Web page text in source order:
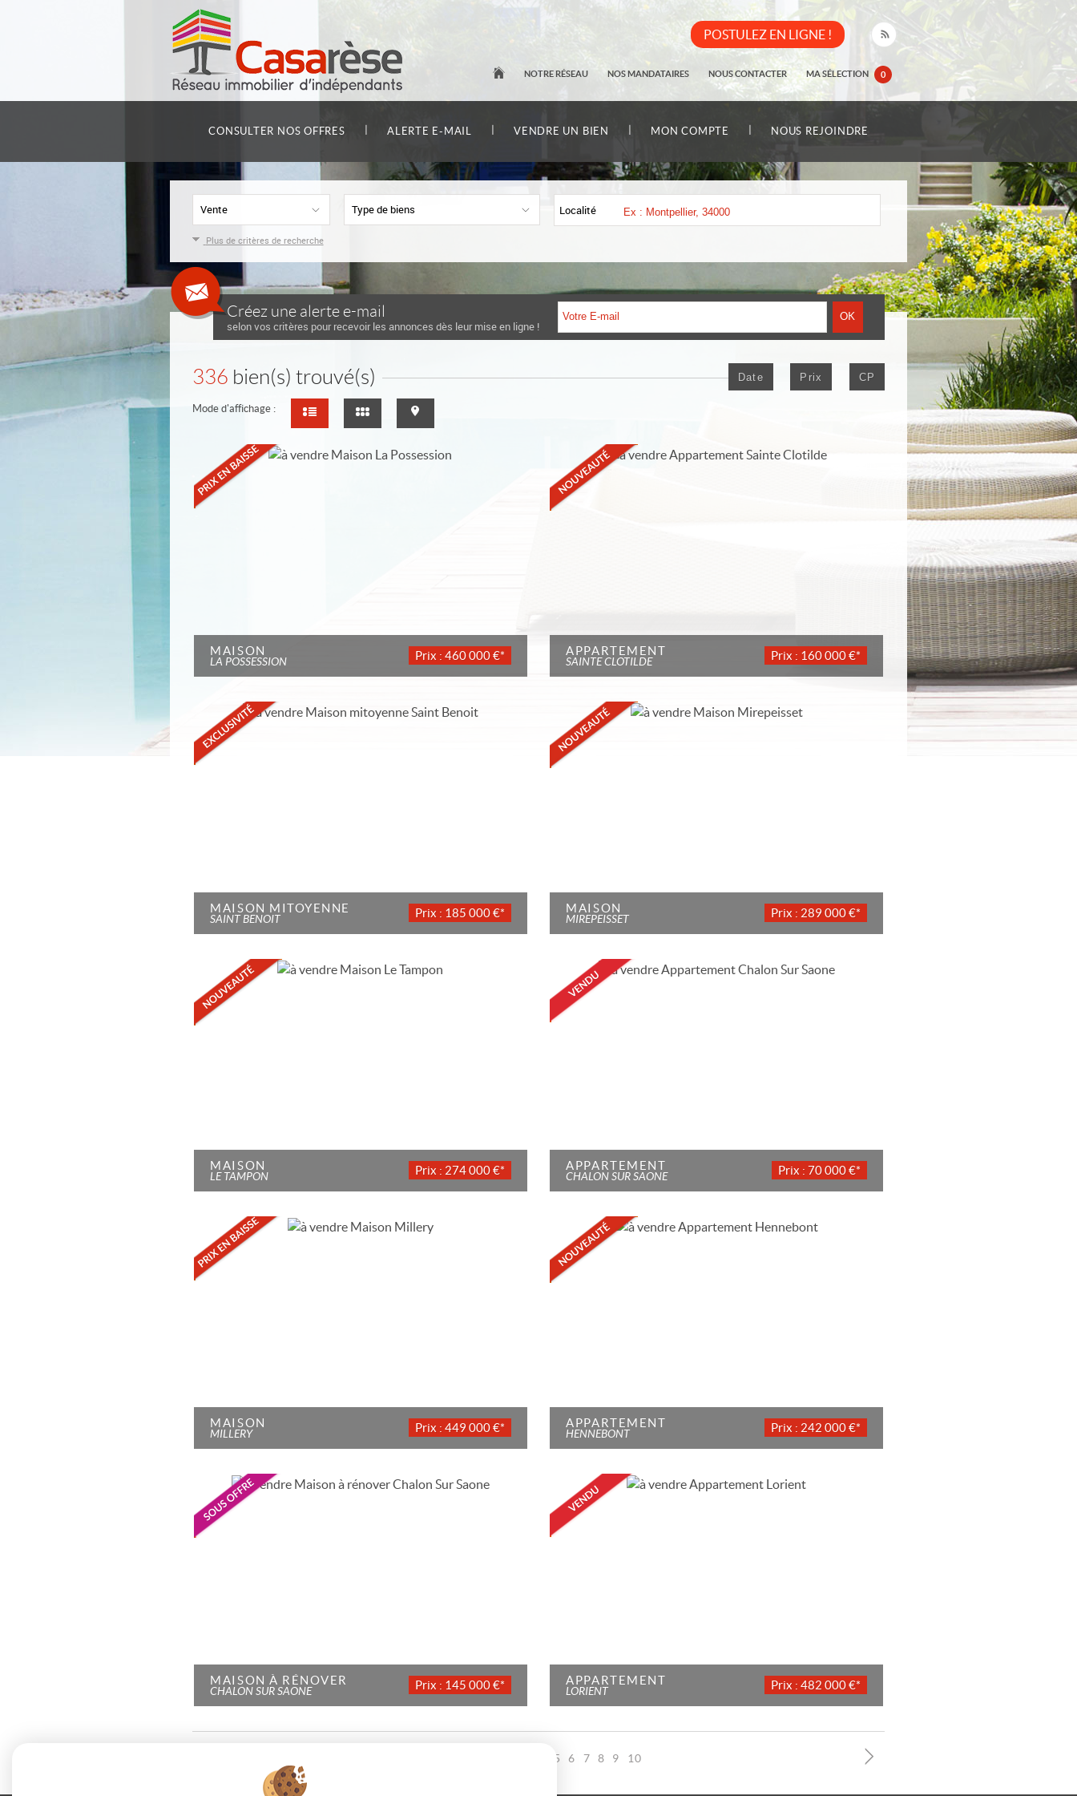
POSTULEZ EN LIGNE !
NOTRE RÉSEAU NOS MANDATAIRES NOUS CONTACTER MA SÉLECTION 0
CONSULTER NOS OFFRES ALERTE E-MAIL VENDRE UN BIEN MON COMPTE NOUS REJOINDRE
Vente Type de biens Localité
Plus de critères de recherche
Créez une alerte e-mail
selon vos critères pour recevoir les annonces dès leur mise en ligne !
336 bien(s) trouvé(s) Date Prix CP
Mode d'affichage :
MAISON
LA POSSESSION Prix : 460 000 €* APPARTEMENT
SAINTE CLOTILDE Prix : 160 000 €*
MAISON MITOYENNE
SAINT BENOIT Prix : 185 000 €* MAISON
MIREPEISSET Prix : 289 000 €*
MAISON
LE TAMPON Prix : 274 000 €* APPARTEMENT
CHALON SUR SAONE Prix : 70 000 €*
MAISON
MILLERY Prix : 449 000 €* APPARTEMENT
HENNEBONT Prix : 242 000 €*
MAISON À RÉNOVER
CHALON SUR SAONE Prix : 145 000 €* APPARTEMENT
LORIENT Prix : 482 000 €*
5 6 7 8 9 10